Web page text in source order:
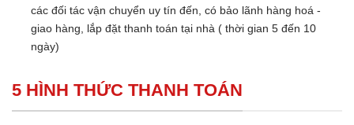
các đối tác vận chuyển uy tín đến, có bảo lãnh hàng hoá -
giao hàng, lắp đặt thanh toán tại nhà ( thời gian 5 đến 10
ngày)
5 HÌNH THỨC THANH TOÁN